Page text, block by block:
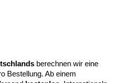
berechnen wir eine
Bestellung. Ab einem